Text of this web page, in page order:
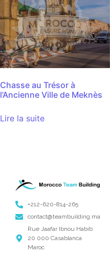
Chasse au Trésor à
l’Ancienne Ville de Meknès
Lire la suite
+212-620-814-265
contact@teambuilding.ma
Rue Jaafar Ibnou Habib
20 000 Casablanca
Maroc